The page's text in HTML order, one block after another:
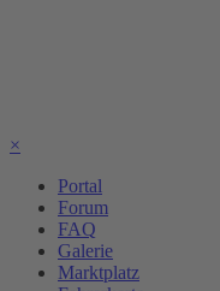
×
Portal
Forum
FAQ
Galerie
Marktplatz